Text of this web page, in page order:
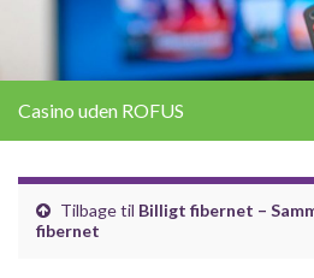
Casino uden ROFUS
Tilbage til Billigt fibernet –
fibernet